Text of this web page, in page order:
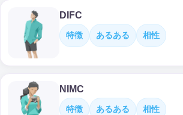
DIFC
特徴 あるある 相性
NIMC
特徴 あるある 相性